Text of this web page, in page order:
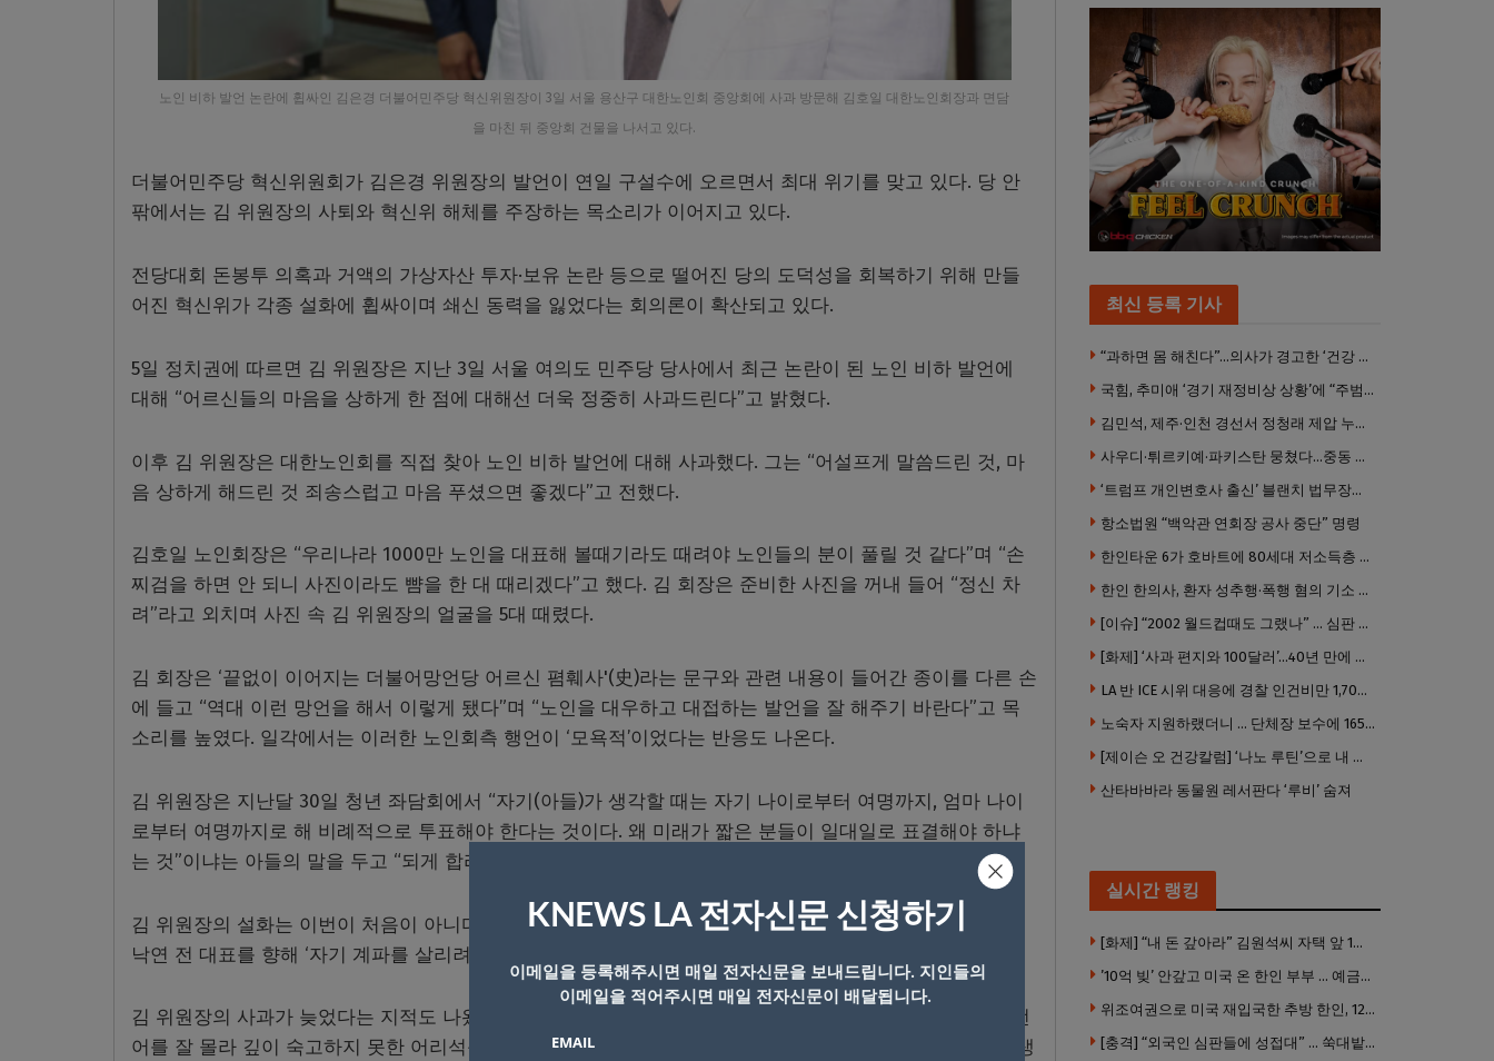
노인 비하 발언 논란에 휩싸인 김은경 더불어민주당 혁신위원장이 3일 서울 용산구 대한노인회 중앙회에 사과 방문해 김호일 대한노인회장과 면담
을 마친 뒤 중앙회 건물을 나서고 있다.
더불어민주당 혁신위원회가 김은경 위원장의 발언이 연일 구설수에 오르면서 최대 위기를 맞고 있다. 당 안
팎에서는 김 위원장의 사퇴와 혁신위 해체를 주장하는 목소리가 이어지고 있다.
전당대회 돈봉투 의혹과 거액의 가상자산 투자·보유 논란 등으로 떨어진 당의 도덕성을 회복하기 위해 만들
어진 혁신위가 각종 설화에 휩싸이며 쇄신 동력을 잃었다는 회의론이 확산되고 있다.
5일 정치권에 따르면 김 위원장은 지난 3일 서울 여의도 민주당 당사에서 최근 논란이 된 노인 비하 발언에
대해 “어르신들의 마음을 상하게 한 점에 대해선 더욱 정중히 사과드린다”고 밝혔다.
이후 김 위원장은 대한노인회를 직접 찾아 노인 비하 발언에 대해 사과했다. 그는 “어설프게 말씀드린 것, 마
음 상하게 해드린 것 죄송스럽고 마음 푸셨으면 좋겠다”고 전했다.
김호일 노인회장은 “우리나라 1000만 노인을 대표해 볼때기라도 때려야 노인들의 분이 풀릴 것 같다”며 “손
찌검을 하면 안 되니 사진이라도 뺨을 한 대 때리겠다”고 했다. 김 회장은 준비한 사진을 꺼내 들어 “정신 차
려”라고 외치며 사진 속 김 위원장의 얼굴을 5대 때렸다.
김 회장은 ‘끝없이 이어지는 더불어망언당 어르신 폄훼사'(史)라는 문구와 관련 내용이 들어간 종이를 다른 손
에 들고 “역대 이런 망언을 해서 이렇게 됐다”며 “노인을 대우하고 대접하는 발언을 잘 해주기 바란다”고 목
소리를 높였다. 일각에서는 이러한 노인회측 행언이 ‘모욕적’이었다는 반응도 나온다.
김 위원장은 지난달 30일 청년 좌담회에서 “자기(아들)가 생각할 때는 자기 나이로부터 여명까지, 엄마 나이
로부터 여명까지로 해 비례적으로 투표해야 한다는 것이다. 왜 미래가 짧은 분들이 일대일로 표결해야 하냐
는 것”이냐는 아들의 말을 두고 “되게 합리적이고 맞는 말”이라고 소개해 논란을 빚었다.
김 위원장의 설화는 이번이 처음이 아니다. 그는 초선 의원들을 코로나 사태 학력저하 학생들에 빗대거나 이
낙연 전 대표를 향해 ‘자기 계파를 살리려 하는 건 부적절하다’고 말해 논란을 만든 바 있다.
김 위원장의 사과가 늦었다는 지적도 나왔다. 실제 김 위원장은 “마음 상한 분이 있다면 유감”이라며 “정치언
어를 잘 몰라 깊이 숙고하지 못한 어리석음이 있었다”고 했지만 직접 사과라는 표현을 사용한 것은 논란 발생
최신 등록 기사
“과하면 몸 해친다”…의사가 경고한 ‘건강 습관’ 5가지
국힘, 추미애 ‘경기 재정비상 상황’에 “주범은 이재명 전 지사”
김민석, 제주·인천 경선서 정청래 제압 누적 1위 탈환
사우디·튀르키예·파키스탄 뭉쳤다…중동 새 안보축 부상하나
‘트럼프 개인변호사 출신’ 블랜치 법무장관 인준…상원 50대49 가결
항소법원 “백악관 연회장 공사 중단” 명령
한인타운 6가 호바트에 80세대 저소득층 아파트 준공
한인 한의사, 환자 성추행·폭행 혐의 기소 … 면허 긴급정지
[이슈] “2002 월드컵때도 그랬나” … 심판 성접대 의혹 해외로 일파만파, 4강 신화까지 불똥
[화제] ‘사과 편지와 100달러’…40년 만에 훔친 책 돌려준 절도범
LA 반 ICE 시위 대응에 경찰 인건비만 1,700만 달러 썼다.
노숙자 지원하랬더니 … 단체장 보수에 165만 달러 ‘펑펑’
[제이슨 오 건강칼럼] ‘나노 루틴’으로 내 몸 기적 만들기
산타바바라 동물원 레서판다 ‘루비’ 숨져
실시간 랭킹
[화제] “내 돈 갚아라” 김원석씨 자택 앞 1인 광대 시위 … 한인 투자사, “108만 달러 못받아”
’10억 빚’ 안갚고 미국 온 한인 부부 … 예금보험공사, 미국서 소송
위조여권으로 미국 재입국한 추방 한인, 120만 달러 은행 사기 행각
[충격] “외국인 심판들에 성접대” … 쑥대밭된 축협 어디까지 추락하나
KNEWS LA 전자신문 신청하기
이메일을 등록해주시면 매일 전자신문을 보내드립니다. 지인들의
이메일을 적어주시면 매일 전자신문이 배달됩니다.
EMAIL